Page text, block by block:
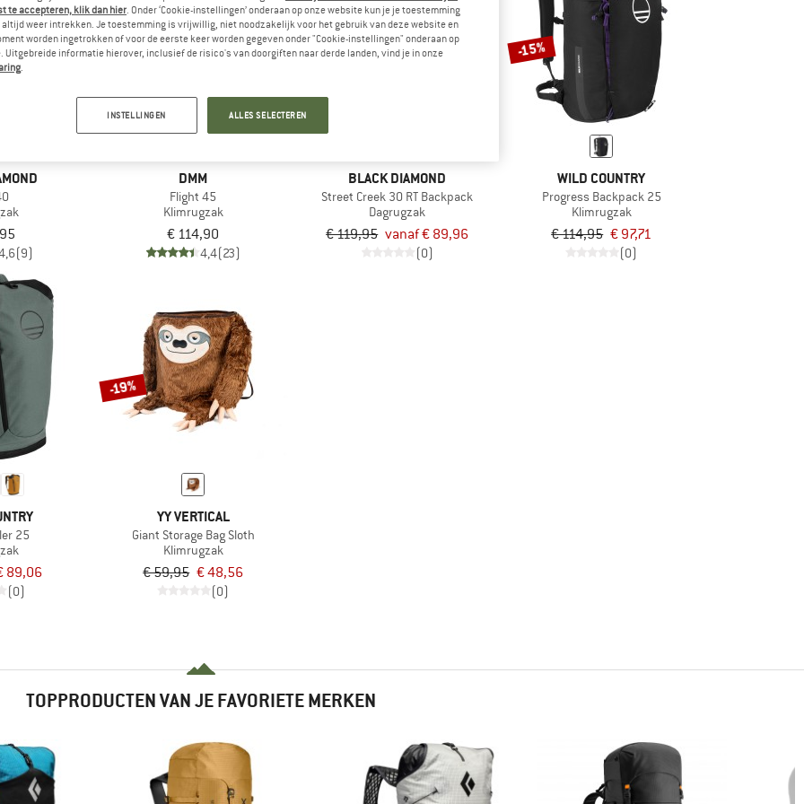
(9)
DMM
Flight 45
Klimrugzak
€ 114,90
4,4(23)
tot -25%
BLACK DIAMOND
Street Creek 30 RT Backpack
Dagrugzak
€ 119,95 vanaf € 89,96
(0)
-15%
WILD COUNTRY
Progress Backpack 25
Klimrugzak
€ 114,95 € 97,71
(0)
25
89,06
(0)
-19%
YY VERTICAL
Giant Storage Bag Sloth
Klimrugzak
€ 59,95 € 48,56
(0)
TOPPRODUCTEN VAN JE FAVORIETE MERKEN
te accepteren, klik dan hier. Onder ‘Cookie-instellingen’ onderaan op onze website kun je je toestemming
altijd weer intrekken. Je toestemming is vrijwillig, niet noodzakelijk voor het gebruik van deze website en
worden ingetrokken of voor de eerste keer worden gegeven onder "Cookie-instellingen" onderaan op
Uitgebreide informatie hierover, inclusief de risico's van doorgiften naar derde landen, vind je in onze
.
INSTELLINGEN ALLES SELECTEREN